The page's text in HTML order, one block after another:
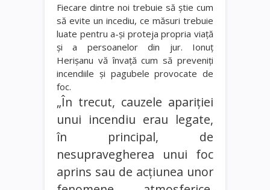
Fiecare dintre noi trebuie să ştie cum
să evite un incediu, ce măsuri trebuie
luate pentru a-şi proteja propria viaţă
şi a persoanelor din jur. Ionuţ
Herişanu vă învaţă cum să preveniţi
incendiile şi pagubele provocate de
foc.
„În trecut, cauzele apariţiei
unui incendiu erau legate,
în principal, de
nesupravegherea unui foc
aprins sau de acţiunea unor